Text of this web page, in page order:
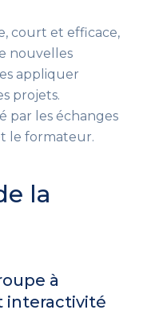
court et efficace,
nouvelles
appliquer
projets.
par les échanges
le formateur.
la
à
interactivité